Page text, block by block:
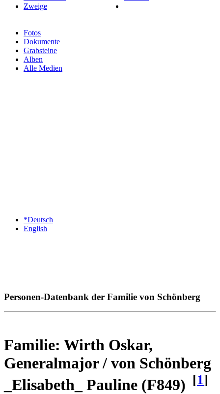
Fotos
Dokumente
Grabsteine
Alben
Alle Medien
Zweige
*Deutsch
English
Personen-Datenbank der Familie von Schönberg
Familie: Wirth Oskar,
Generalmajor / von Schönberg
_Elisabeth_ Pauline (F849) [1]